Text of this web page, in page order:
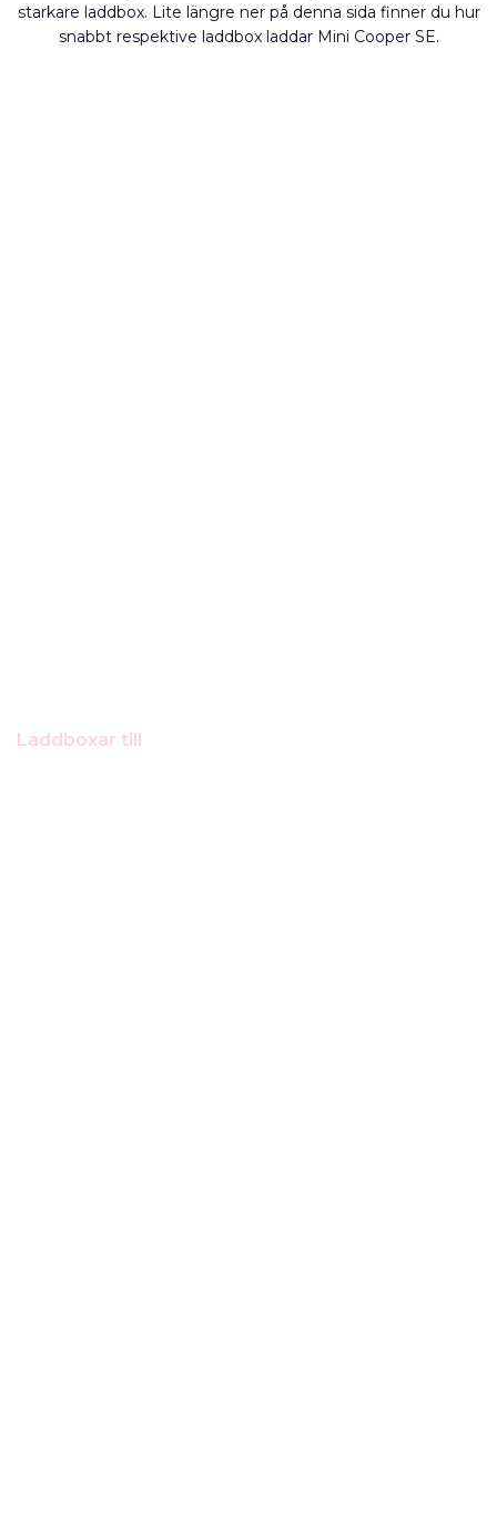
Laddboxar till
starkare laddbox. Lite längre ner på denna sida finner du hur
snabbt respektive laddbox laddar Mini Cooper SE.